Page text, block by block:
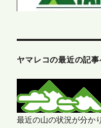
ヤマレコの最近の記
最近の山の状況が分か